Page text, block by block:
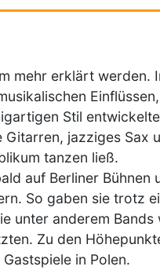
mehr erklärt werden.
Stil
jazziges Sax
tanzen ließ.
auf Berliner Bühnen
So gaben sie trotz
unter anderem Bands
Zu den
in Polen.